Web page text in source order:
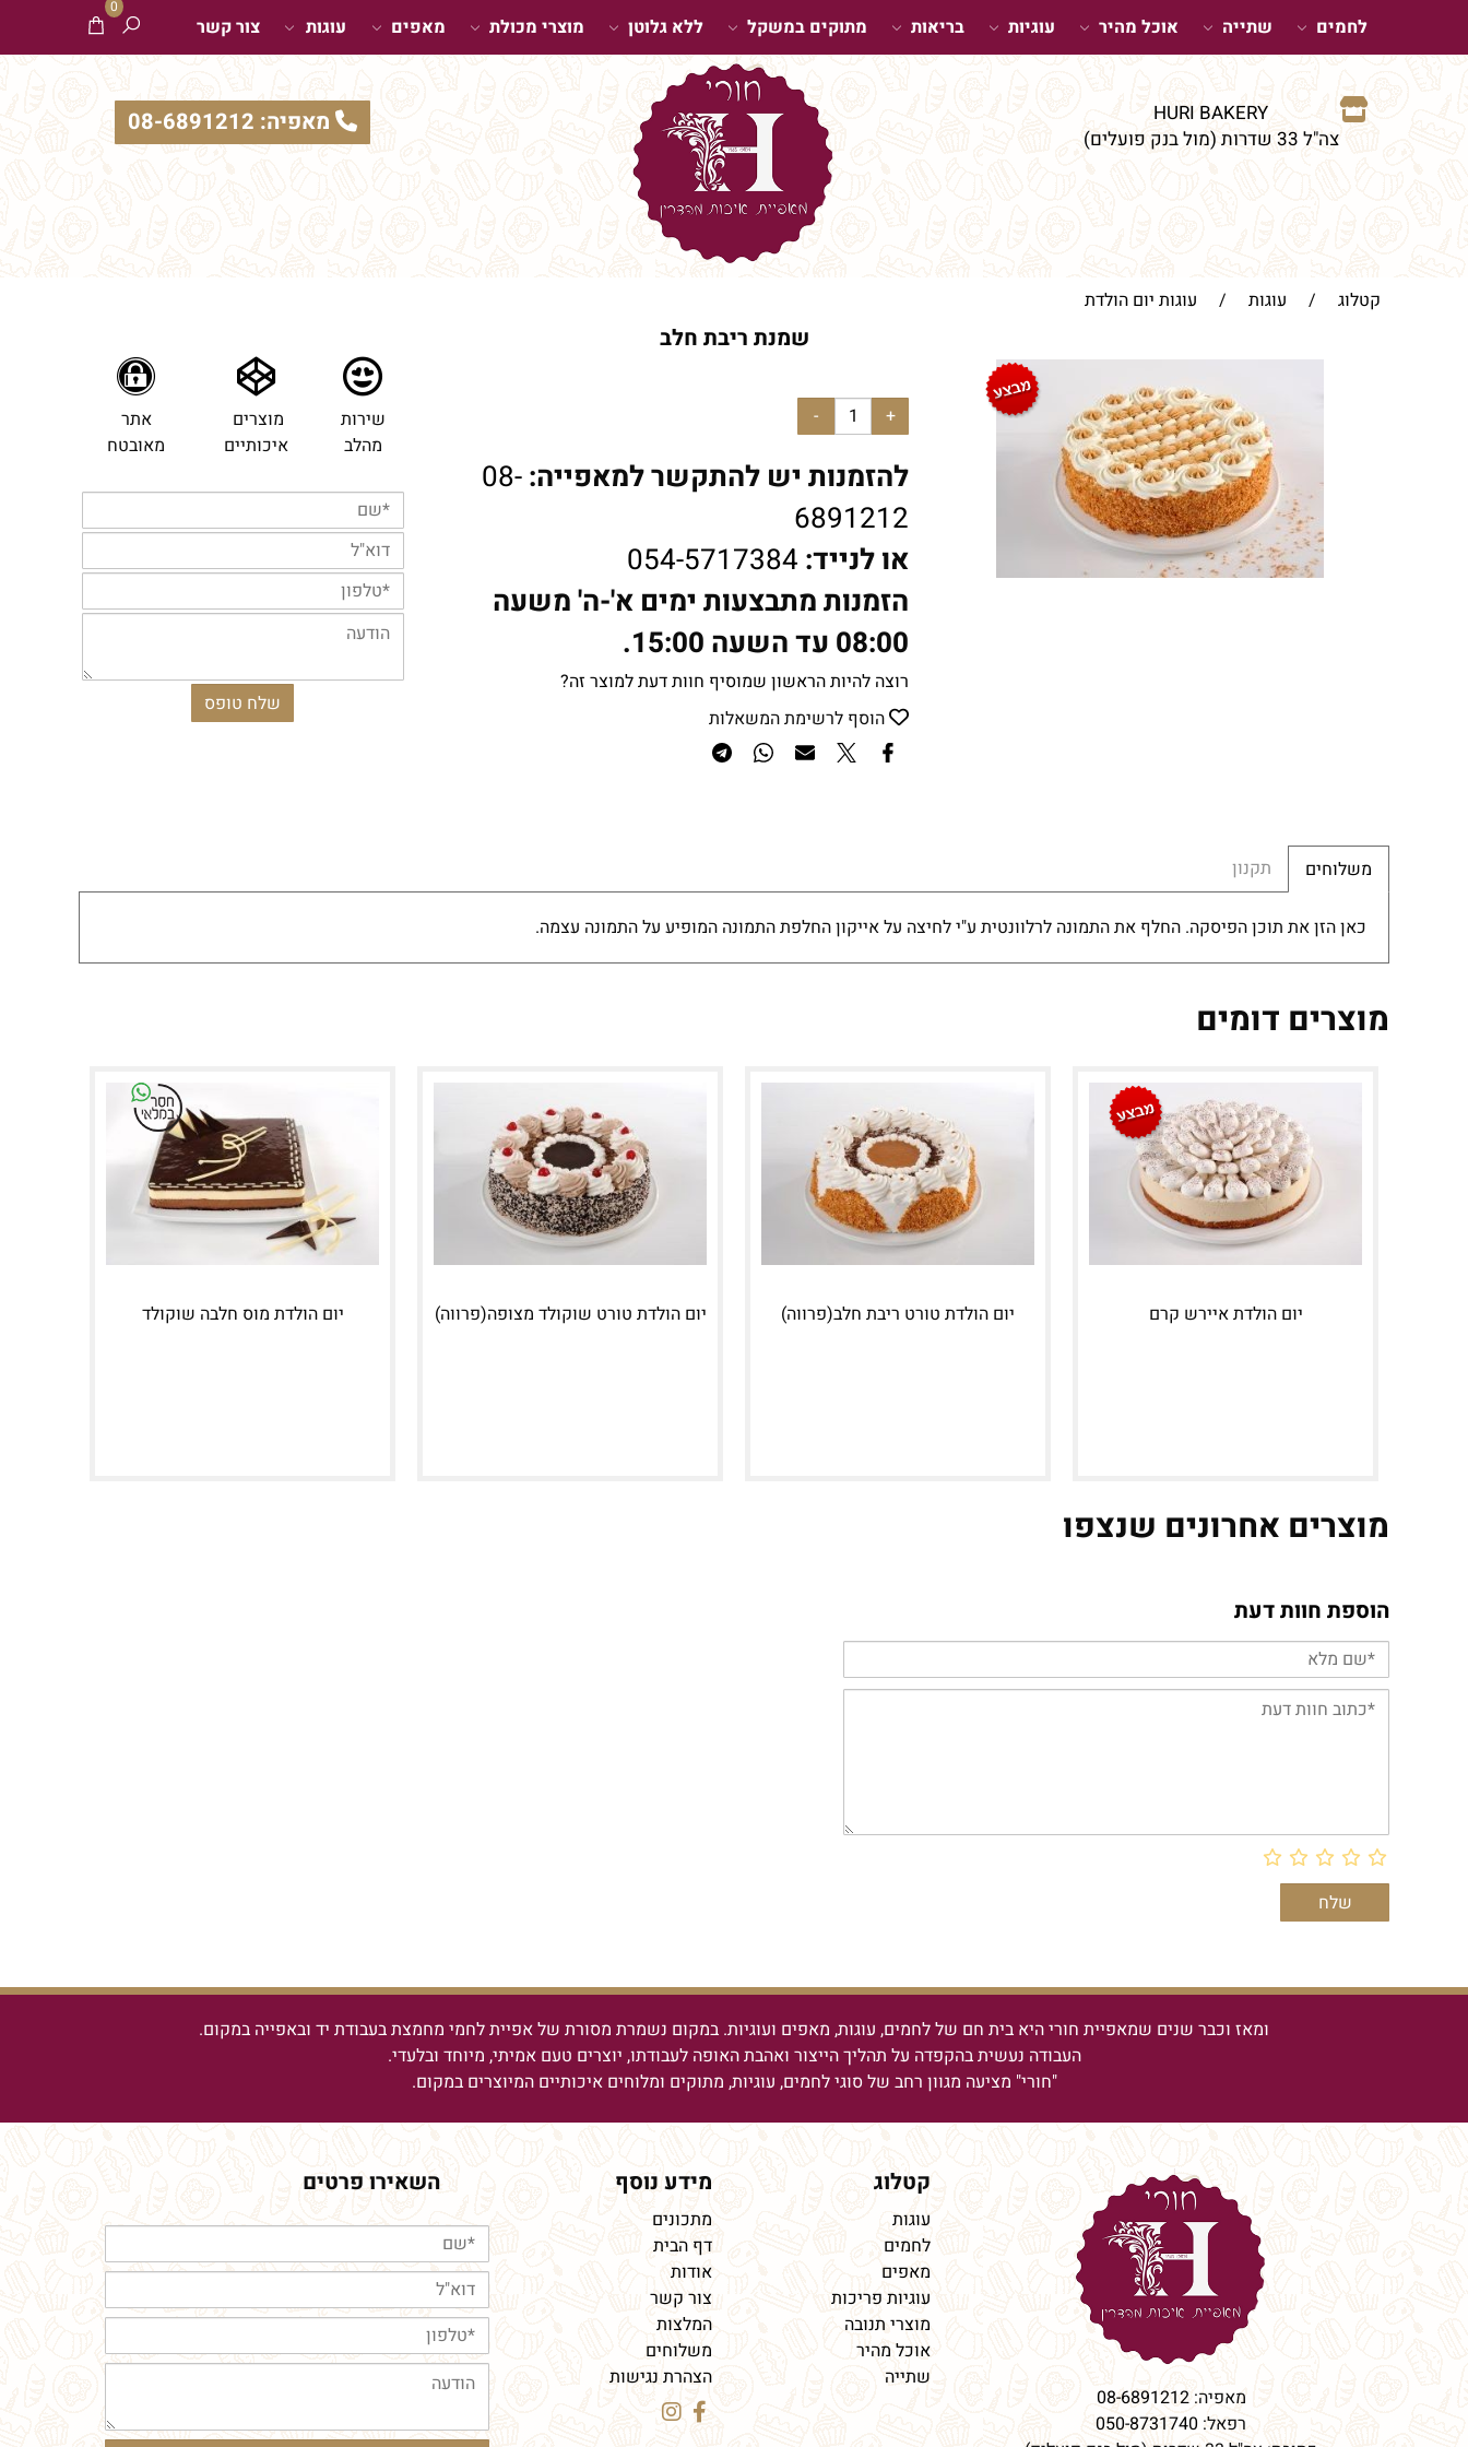
HURI BAKERY
צה"ל 33 שדרות (מול בנק פועלים)
מאפיה: 08-6891212
0
לחמים שתייה אוכל מהיר עוגיות בריאות מתוקים במשקל ללא גלוטן מוצרי מכולת מאפים עוגות צור קשר
קטלוג / עוגות / עוגות יום הולדת
שמנת ריבת חלב
להזמנות יש להתקשר למאפייה:08-
6891212
או לנייד: 054-5717384
הזמנות מתבצעות ימים א'-ה' משעה
08:00 עד השעה 15:00.
רוצה להיות הראשון שמוסיף חוות דעת למוצר זה?
הוסף לרשימת המשאלות
שירות
מהלב
מוצרים
איכותיים
אתר
מאובטח
משלוחים תקנון
כאן הזן את תוכן הפיסקה. החלף את התמונה לרלוונטית ע"י לחיצה על אייקון החלפת התמונה המופיע על התמונה עצמה.
מוצרים דומים
יום הולדת איירש קרם יום הולדת טורט ריבת חלב(פרווה) יום הולדת טורט שוקולד מצופה(פרווה) יום הולדת מוס חלבה שוקולד
מוצרים אחרונים שנצפו
הוספת חוות דעת
ומאז וכבר שנים שמאפיית חורי היא בית חם של לחמים, עוגות, מאפים ועוגיות. במקום נשמרת מסורת של אפיית לחמי מחמצת בעבודת יד ובאפייה במקום.
העבודה נעשית בהקפדה על תהליך הייצור ואהבת האופה לעבודתו, יוצרים טעם אמיתי, מיוחד ובלעדי.
"חורי" מציעה מגוון רחב של סוגי לחמים, עוגיות, מתוקים ומלוחים איכותיים המיוצרים במקום.
מאפיה:08-6891212
רפאל: 050-8731740
קטלוג
עוגות
לחמים
מאפים
עוגיות פריכות
מוצרי תנובה
אוכל מהיר
שתייה
מידע נוסף
מתכונים
דף הבית
אודות
צור קשר
המלצות
משלוחים
הצהרת נגישות
השאירו פרטים